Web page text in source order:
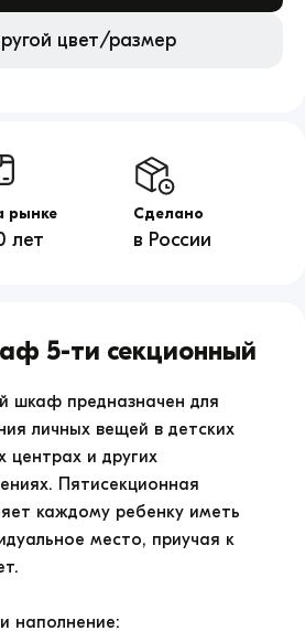
цвет/размер
рынке
лет
Сделано
в России
5-ти секционный
шкаф предназначен для
личных вещей в детских
центрах и других
Пятисекционная
каждому ребенку иметь
место, приучая к
наполнение: